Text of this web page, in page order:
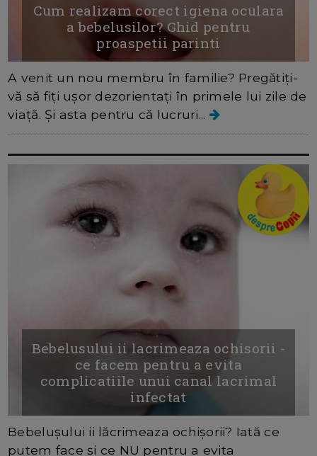
Cum realizam corect igiena oculara
a bebelusilor? Ghid pentru
proaspetii parinti
A venit un nou membru în familie? Pregătiți-
vă să fiți ușor dezorientați în primele lui zile de
viață. Și asta pentru că lucruri...
Bebelusului ii lacrimeaza ochisorii -
ce facem pentru a evita
complicatiile unui canal lacrimal
infectat
Bebelușului ii lăcrimeaza ochișorii? Iată ce
putem face și ce NU pentru a evita